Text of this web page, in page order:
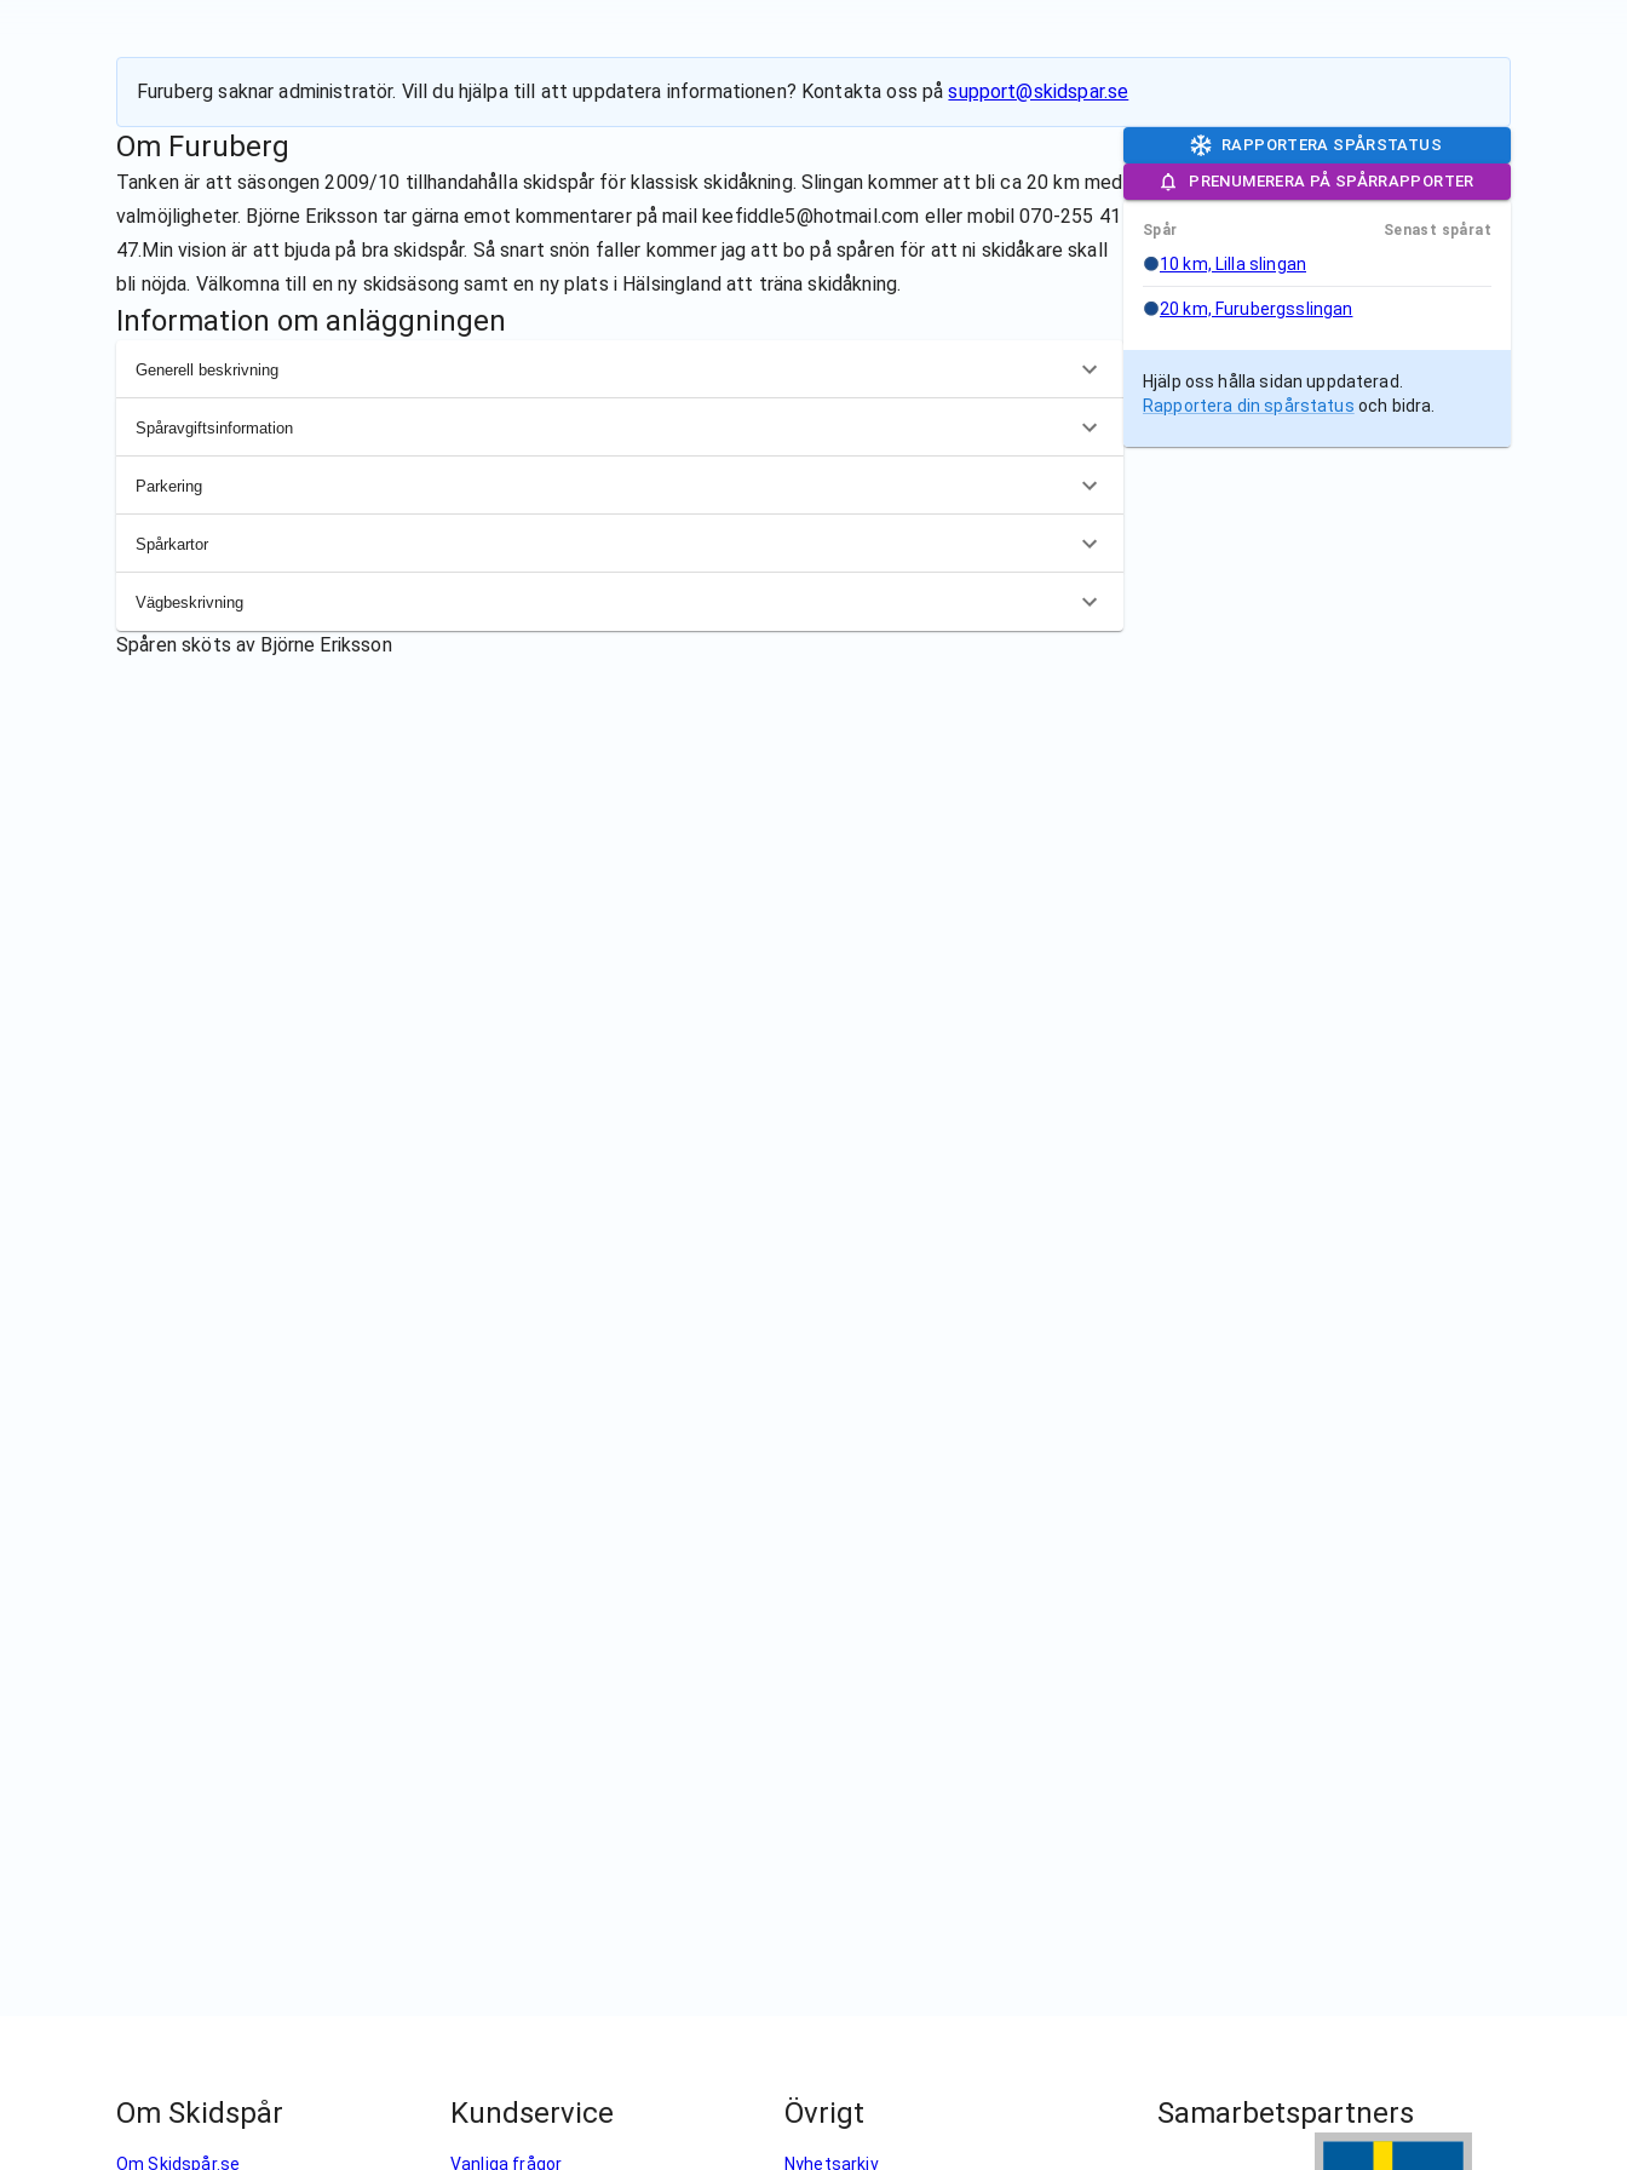
Furubergsaknar administratör. Vill du hjälpa till att uppdatera informationen? Kontakta oss på support@skidspar.se
Om Furuberg
Tanken är att säsongen 2009/10 tillhandahålla skidspår för klassisk skidåkning. Slingan kommer att bli ca 20 km med
valmöjligheter. Björne Eriksson tar gärna emot kommentarer på mail keefiddle5@hotmail.com eller mobil 070-255 41
47.Min vision är att bjuda på bra skidspår. Så snart snön faller kommer jag att bo på spåren för att ni skidåkare skall
bli nöjda. Välkomna till en ny skidsäsong samt en ny plats i Hälsingland att träna skidåkning.
Information om anläggningen
Generell beskrivning
Spåravgiftsinformation
Parkering
Spårkartor
Vägbeskrivning
Spåren sköts av Björne Eriksson
RAPPORTERA SPÅRSTATUS
PRENUMERERA PÅ SPÅRRAPPORTER
Spår Senast spårat
10 km, Lilla slingan
20 km, Furubergsslingan
Hjälp oss hålla sidan uppdaterad.
Rapportera din spårstatus och bidra.
Om Skidspår
Om Skidspår.se
Kundservice
Vanliga frågor
Övrigt
Nyhetsarkiv
Samarbetspartners